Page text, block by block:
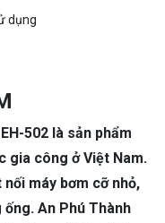
dụng
502 là sản phẩm
gia công ở Việt Nam.
máy bơm cỡ nhỏ,
An Phú Thành